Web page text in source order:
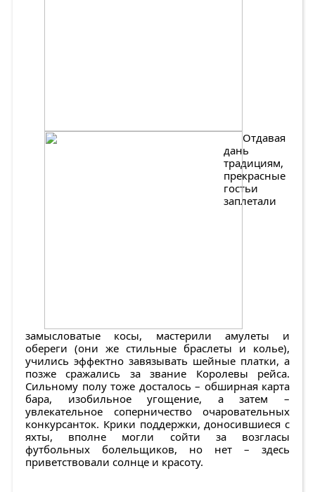
Отдавая
дань
традициям,
прекрасные
гостьи
заплетали
замысловатые косы, мастерили амулеты и
обереги (они же стильные браслеты и колье),
учились эффектно завязывать шейные платки, а
позже сражались за звание Королевы рейса.
Сильному полу тоже досталось – обширная карта
бара, изобильное угощение, а затем –
увлекательное соперничество очаровательных
конкурсанток. Крики поддержки, доносившиеся с
яхты, вполне могли сойти за возгласы
футбольных болельщиков, но нет – здесь
приветствовали солнце и красоту.